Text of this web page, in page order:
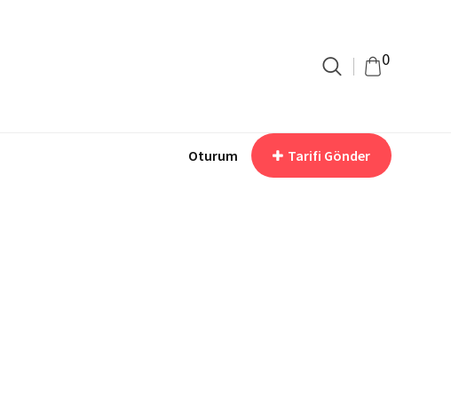
0
Oturum Tarifi Gönder